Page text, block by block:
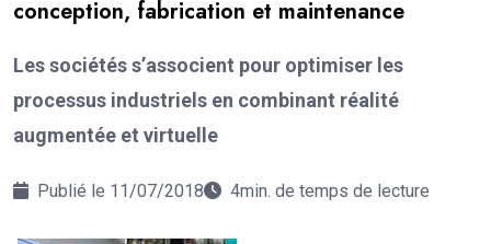
conception, fabrication et maintenance
Les sociétés s’associent pour optimiser les
processus industriels en combinant réalité
augmentée et virtuelle
Publié le 11/07/2018 4min. de temps de lecture